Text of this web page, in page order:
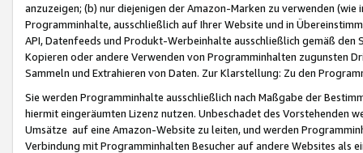
anzuzeigen; (b) nur diejenigen der Amazon-Marken zu verwenden
Programminhalte, ausschließlich auf Ihrer Website und in
API, Datenfeeds und Produkt-Werbeinhalte ausschließlich gemäß
Kopieren oder andere Verwenden von Programminhalten zugunsten
Sammeln und Extrahieren von Daten. Zur Klarstellung: Zu den
Sie werden Programminhalte ausschließlich nach Maßgabe der
hiermit eingeräumten Lizenz nutzen. Unbeschadet des Vorstehenden
Umsätze auf eine Amazon-Website zu leiten, und werden
Verbindung mit Programminhalten Besucher auf andere Websites als